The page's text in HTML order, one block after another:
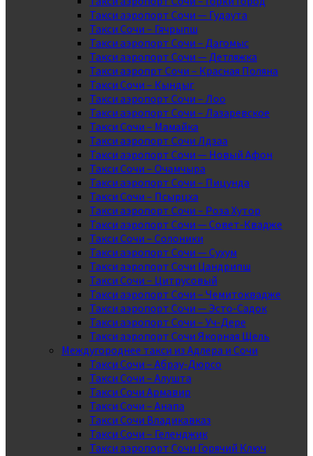
Такси аэропорт Сочи — Гудаута
Такси Сочи – Гячрыпш
Такси аэропорт Сочи – Дагомыс
Такси аэропорт Сочи — Детляжка
Такси аэропрт Сочи – Красная Поляна
Такси Сочи – Кындыг
Такси аэропорт Сочи – Лоо
Такси аэропорт Сочи – Лазаревское
Такси Сочи – Мамайка
Такси аэропорт Сочи Лдзаа
Такси аэропорт Сочи — Новый Афон
Такси Сочи – Очамчыра
Такси аэропорт Сочи – Пицунда
Такси Сочи – Псырцха
Такси аэропорт Сочи – Роза Хутор
Такси аэропорт Сочи — Совет-Квадже
Такси Сочи – Солоники
Такси аэропорт Сочи — Сухум
Такси аэропорт Сочи Цандрипш
Такси Сочи – Цитрусовый
Такси аэропорт Сочи – Чемитоквадже
Такси аэропорт Сочи — Эсто-Садок
Такси аэропорт Сочи – Уч-Дере
Такси аэропорт Сочи Якорная Щель
Междугороднее такси из Адлера и Сочи
Такси Сочи – Абрау-Дюрсо
Такси Сочи – Алушта
Такси Сочи Армавир
Такси Сочи – Анапа
Такси Сочи Владикавказ
Такси Сочи – Геленджик
Такси аэропорт Сочи Горячий Ключ